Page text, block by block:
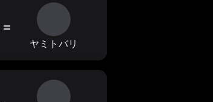
=
ヤミトバリ